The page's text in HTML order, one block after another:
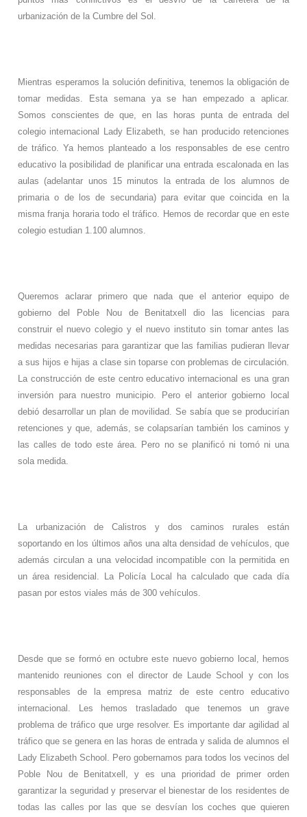
urbanización de la Cumbre del Sol.
Mientras esperamos la solución definitiva, tenemos la obligación de
tomar medidas. Esta semana ya se han empezado a aplicar.
Somos conscientes de que, en las horas punta de entrada del
colegio internacional Lady Elizabeth, se han producido retenciones
de tráfico. Ya hemos planteado a los responsables de ese centro
educativo la posibilidad de planificar una entrada escalonada en las
aulas (adelantar unos 15 minutos la entrada de los alumnos de
primaria o de los de secundaria) para evitar que coincida en la
misma franja horaria todo el tráfico. Hemos de recordar que en este
colegio estudian 1.100 alumnos.
Queremos aclarar primero que nada que el anterior equipo de
gobierno del Poble Nou de Benitatxell dio las licencias para
construir el nuevo colegio y el nuevo instituto sin tomar antes las
medidas necesarias para garantizar que las familias pudieran llevar
a sus hijos e hijas a clase sin toparse con problemas de circulación.
La construcción de este centro educativo internacional es una gran
inversión para nuestro municipio. Pero el anterior gobierno local
debió desarrollar un plan de movilidad. Se sabía que se producirían
retenciones y que, además, se colapsarían también los caminos y
las calles de todo este área. Pero no se planificó ni tomó ni una
sola medida.
La urbanización de Calistros y dos caminos rurales están
soportando en los últimos años una alta densidad de vehículos, que
además circulan a una velocidad incompatible con la permitida en
un área residencial. La Policía Local ha calculado que cada día
pasan por estos viales más de 300 vehículos.
Desde que se formó en octubre este nuevo gobierno local, hemos
mantenido reuniones con el director de Laude School y con los
responsables de la empresa matriz de este centro educativo
internacional. Les hemos trasladado que tenemos un grave
problema de tráfico que urge resolver. Es importante dar agilidad al
tráfico que se genera en las horas de entrada y salida de alumnos el
Lady Elizabeth School. Pero gobernamos para todos los vecinos del
Poble Nou de Benitatxell, y es una prioridad de primer orden
garantizar la seguridad y preservar el bienestar de los residentes de
todas las calles por las que se desvían los coches que quieren